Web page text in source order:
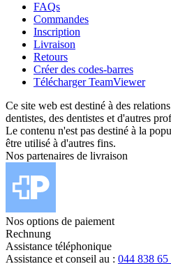
FAQs
Commandes
Inscription
Livraison
Retours
Créer des codes-barres
Télécharger TeamViewer
Ce site web est destiné à des
dentistes, des dentistes et d'autres
Le contenu n'est pas destiné à la
être utilisé à d'autres fins.
Nos partenaires de livraison
Nos options de paiement
Rechnung
Assistance téléphonique
Assistance et conseil au : 044 838 65